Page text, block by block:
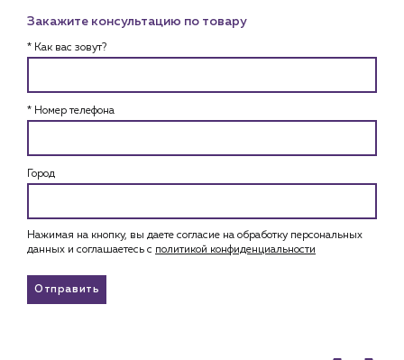
Закажите консультацию по товару
* Как вас зовут?
* Номер телефона
Город
Нажимая на кнопку, вы даете согласие на обработку персональных
данных и соглашаетесь c политикой конфиденциальности
Отправить